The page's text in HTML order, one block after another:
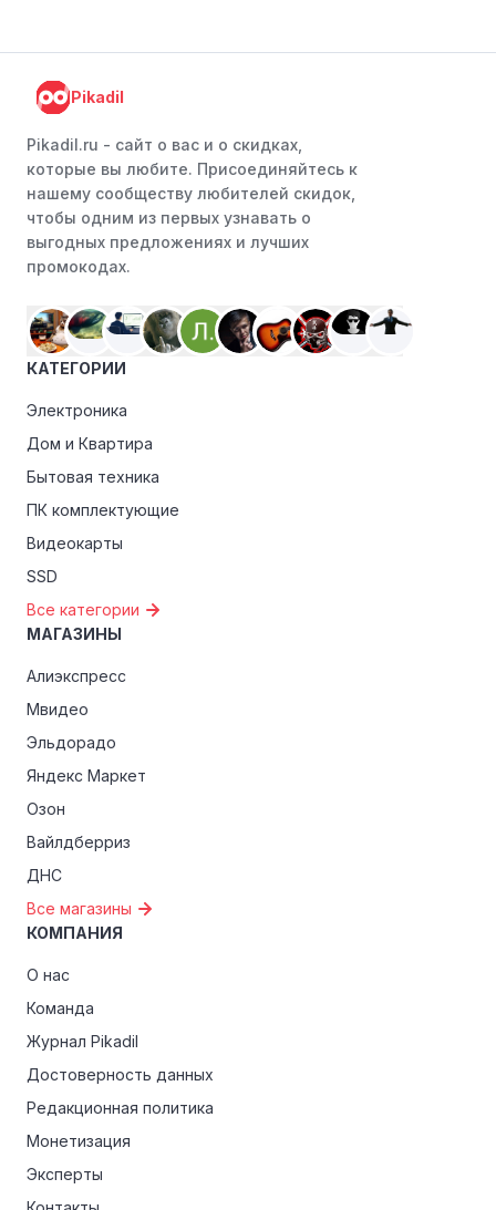
Pikadil
Pikadil.ru - cайт о вас и о скидках,
которые вы любите. Присоединяйтесь к
нашему сообществу любителей скидок,
чтобы одним из первых узнавать о
выгодных предложениях и лучших
промокодах.
КАТЕГОРИИ
Электроника
Дом и Квартира
Бытовая техника
ПК комплектующие
Видеокарты
SSD
Все категории
МАГАЗИНЫ
Алиэкспресс
Мвидео
Эльдорадо
Яндекс Маркет
Озон
Вайлдберриз
ДНС
Все магазины
КОМПАНИЯ
О нас
Команда
Журнал Pikadil
Достоверность данных
Редакционная политика
Монетизация
Эксперты